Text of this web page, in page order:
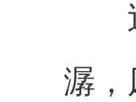
近
潺，